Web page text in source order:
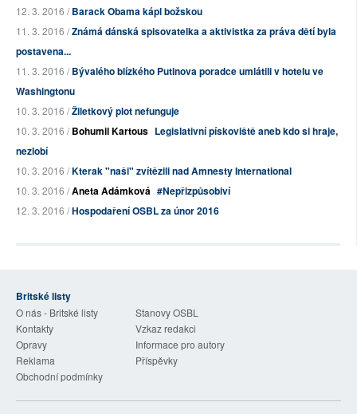
12. 3. 2016 /Barack Obama kápl božskou
11. 3. 2016 /Známá dánská spisovatelka a aktivistka za práva dětí byla
postavena...
11. 3. 2016 /Bývalého blízkého Putinova poradce umlátili v hotelu ve
Washingtonu
10. 3. 2016 /Žiletkový plot nefunguje
10. 3. 2016 /Bohumil Kartous Legislativní pískoviště aneb kdo si hraje,
nezlobí
10. 3. 2016 /Kterak "naši" zvítězili nad Amnesty International
10. 3. 2016 /Aneta Adámková #Nepřizpůsobiví
12. 3. 2016 /Hospodaření OSBL za únor 2016
Britské listy
O nás - Britské listy
Stanovy OSBL
Kontakty
Vzkaz redakci
Opravy
Informace pro autory
Reklama
Příspěvky
Obchodní podmínky